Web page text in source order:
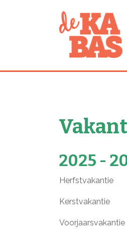
2025 -
Kerstvakantie
Voorjaarsvakantie